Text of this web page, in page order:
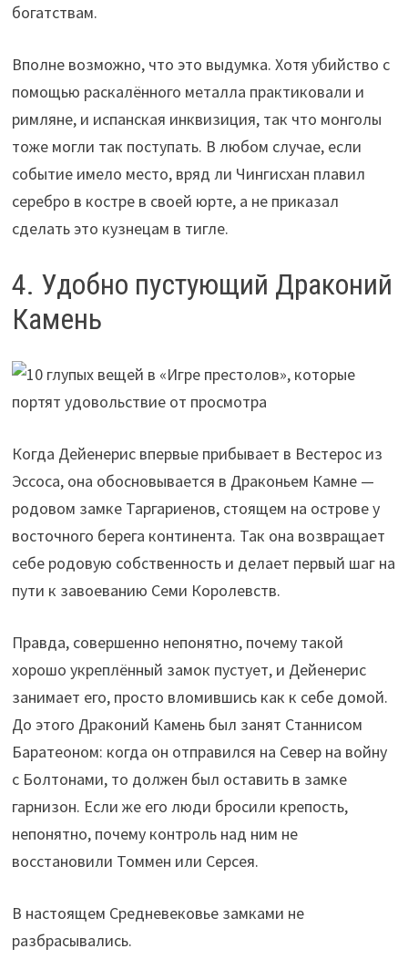
богатствам.
Вполне возможно, что это выдумка. Хотя убийство с
помощью раскалённого металла практиковали и
римляне, и испанская инквизиция, так что монголы
тоже могли так поступать. В любом случае, если
событие имело место, вряд ли Чингисхан плавил
серебро в костре в своей юрте, а не приказал
сделать это кузнецам в тигле.
4. Удобно пустующий Драконий
Камень
Когда Дейенерис впервые прибывает в Вестерос из
Эссоса, она обосновывается в Драконьем Камне —
родовом замке Таргариенов, стоящем на острове у
восточного берега континента. Так она возвращает
себе родовую собственность и делает первый шаг на
пути к завоеванию Семи Королевств.
Правда, совершенно непонятно, почему такой
хорошо укреплённый замок пустует, и Дейенерис
занимает его, просто вломившись как к себе домой.
До этого Драконий Камень был занят Станнисом
Баратеоном: когда он отправился на Север на войну
с Болтонами, то должен был оставить в замке
гарнизон. Если же его люди бросили крепость,
непонятно, почему контроль над ним не
восстановили Томмен или Серсея.
В настоящем Средневековье замками не
разбрасывались.